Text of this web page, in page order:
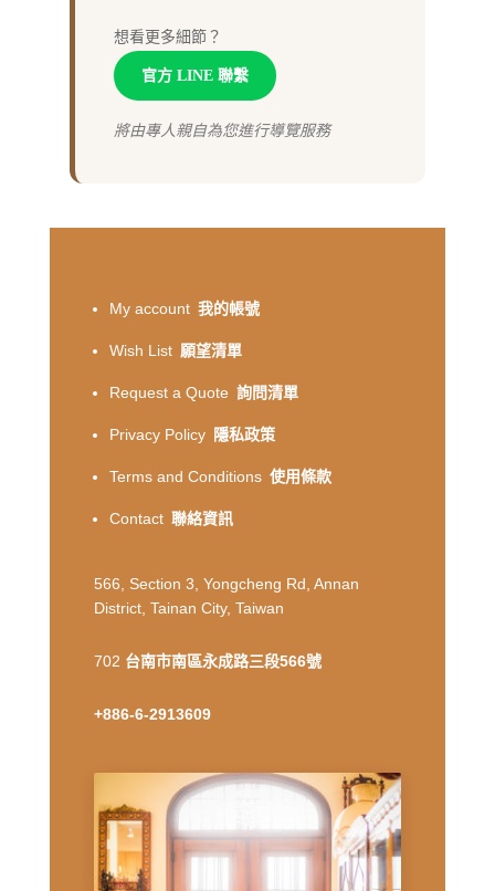
想看更多細節？
官方 LINE 聯繫
將由專人親自為您進行導覽服務
My account 我的帳號
Wish List 願望清單
Request a Quote 詢問清單
Privacy Policy 隱私政策
Terms and Conditions 使用條款
Contact 聯絡資訊
566, Section 3, Yongcheng Rd, Annan
District, Tainan City, Taiwan
702 台南市南區永成路三段566號
+886-6-2913609